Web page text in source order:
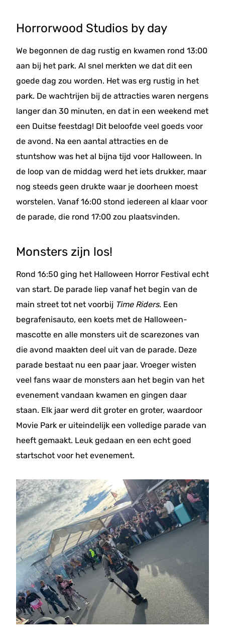
Horrorwood Studios by day
We begonnen de dag rustig en kwamen rond 13:00
aan bij het park. Al snel merkten we dat dit een
goede dag zou worden. Het was erg rustig in het
park. De wachtrijen bij de attracties waren nergens
langer dan 30 minuten, en dat in een weekend met
een Duitse feestdag! Dit beloofde veel goeds voor
de avond. Na een aantal attracties en de
stuntshow was het al bijna tijd voor Halloween. In
de loop van de middag werd het iets drukker, maar
nog steeds geen drukte waar je doorheen moest
worstelen. Vanaf 16:00 stond iedereen al klaar voor
de parade, die rond 17:00 zou plaatsvinden.
Monsters zijn los!
Rond 16:50 ging het Halloween Horror Festival echt
van start. De parade liep vanaf het begin van de
main street tot net voorbij Time Riders. Een
begrafenisauto, een koets met de Halloween-
mascotte en alle monsters uit de scarezones van
die avond maakten deel uit van de parade. Deze
parade bestaat nu een paar jaar. Vroeger wisten
veel fans waar de monsters aan het begin van het
evenement vandaan kwamen en gingen daar
staan. Elk jaar werd dit groter en groter, waardoor
Movie Park er uiteindelijk een volledige parade van
heeft gemaakt. Leuk gedaan en een echt goed
startschot voor het evenement.